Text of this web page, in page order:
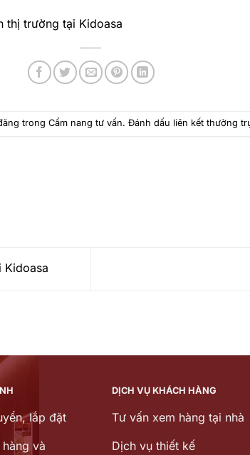
thị trường tại Kidoasa
trong Cẩm nang tư vấn. Đánh dấu liên kết thường
Kidoasa
lắp đặt
và
DỊCH VỤ KHÁCH HÀNG
Tư vấn xem hàng tại nhà
Dịch vụ thiết kế